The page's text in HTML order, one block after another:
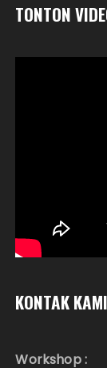
TONTON
KONTAK KAMI
Workshop :